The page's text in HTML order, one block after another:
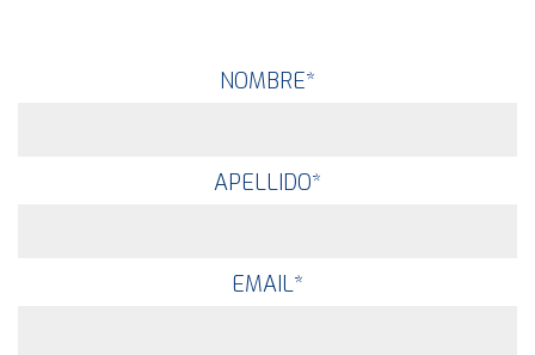
NOMBRE*
APELLIDO*
EMAIL*